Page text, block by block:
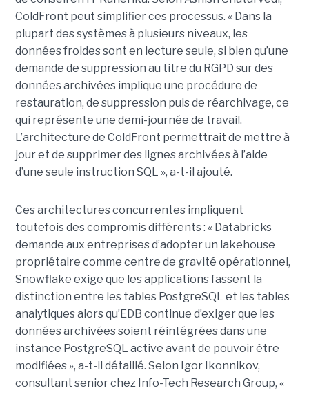
ColdFront peut simplifier ces processus. « Dans la
plupart des systèmes à plusieurs niveaux, les
données froides sont en lecture seule, si bien qu’une
demande de suppression au titre du RGPD sur des
données archivées implique une procédure de
restauration, de suppression puis de réarchivage, ce
qui représente une demi-journée de travail.
L’architecture de ColdFront permettrait de mettre à
jour et de supprimer des lignes archivées à l’aide
d’une seule instruction SQL », a-t-il ajouté.
Ces architectures concurrentes impliquent
toutefois des compromis différents : « Databricks
demande aux entreprises d’adopter un lakehouse
propriétaire comme centre de gravité opérationnel,
Snowflake exige que les applications fassent la
distinction entre les tables PostgreSQL et les tables
analytiques alors qu’EDB continue d’exiger que les
données archivées soient réintégrées dans une
instance PostgreSQL active avant de pouvoir être
modifiées », a-t-il détaillé. Selon Igor Ikonnikov,
consultant senior chez Info-Tech Research Group, «